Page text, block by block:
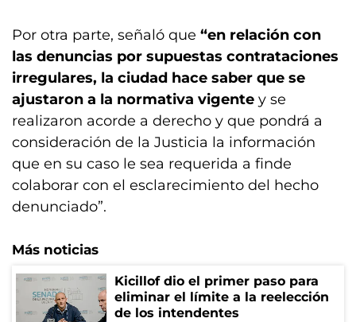
Por otra parte, señaló que “en relación con
las denuncias por supuestas contrataciones
irregulares, la ciudad hace saber que se
ajustaron a la normativa vigente y se
realizaron acorde a derecho y que pondrá a
consideración de la Justicia la información
que en su caso le sea requerida a finde
colaborar con el esclarecimiento del hecho
denunciado”.
Más noticias
Kicillof dio el primer paso para
eliminar el límite a la reelección
de los intendentes